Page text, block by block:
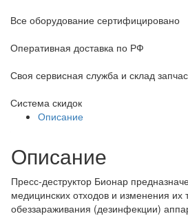
Все оборудование сертифицировано
Оперативная доставка по РФ
Своя сервисная служба и склад
Система скидок
Описание
Описание
Пресс-деструктор Бионар
медицинских отходов и изменения их
обеззараживания (дезинфекции)